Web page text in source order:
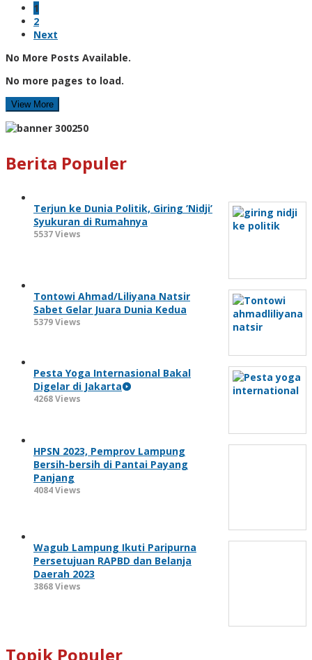
1
2
Next
No More Posts Available.
No more pages to load.
View More
Berita Populer
Terjun ke Dunia Politik, Giring ‘Nidji’
Syukuran di Rumahnya
5537 Views
Tontowi Ahmad/Liliyana Natsir
Sabet Gelar Juara Dunia Kedua
5379 Views
Pesta Yoga Internasional Bakal
Digelar di Jakarta
4268 Views
HPSN 2023, Pemprov Lampung
Bersih-bersih di Pantai Payang
Panjang
4084 Views
Wagub Lampung Ikuti Paripurna
Persetujuan RAPBD dan Belanja
Daerah 2023
3868 Views
Topik Populer